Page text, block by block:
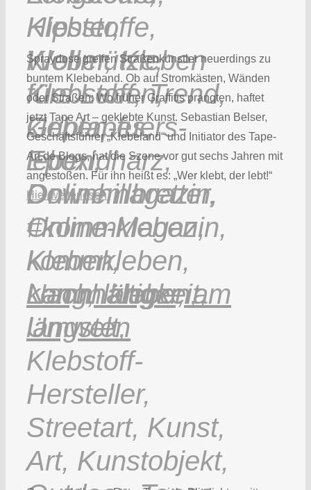
Spraydose greifen Straßenkünstler neuerdings zu
buntem Klebeband. Ob auf Stromkästen, Wänden
oder Straßen: Wo früher Graffitis prangten, haftet
jetzt Tape Art – geklebte Kunst. Sebastian Belser,
Geschäftsführer „Klebeland“ und Initiator des Tape-
Art.de Blogs, hat die Szene vor gut sechs Jahren mit
angestoßen. Für ihn heißt es: „Wer klebt, der lebt!“
Hier weiterlesen.
Lang, länger, am
längsten